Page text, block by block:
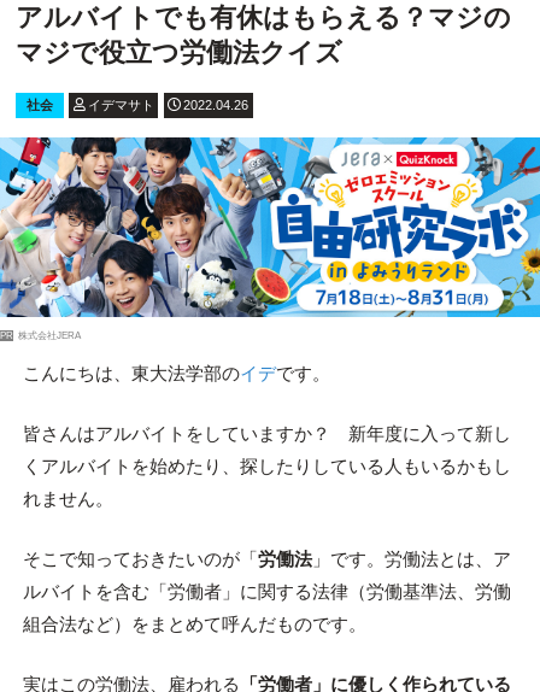
アルバイトでも有休はもらえる？マジの
マジで役立つ労働法クイズ
社会 イデマサト 2022.04.26
PR 株式会社JERA
こんにちは、東大法学部のイデです。
皆さんはアルバイトをしていますか？ 新年度に入って新し
くアルバイトを始めたり、探したりしている人もいるかもし
れません。
そこで知っておきたいのが「労働法」です。労働法とは、ア
ルバイトを含む「労働者」に関する法律（労働基準法、労働
組合法など）をまとめて呼んだものです。
実はこの労働法、雇われる
「労働者」に優しく作られている